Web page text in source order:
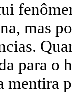
mas
para o
mentira